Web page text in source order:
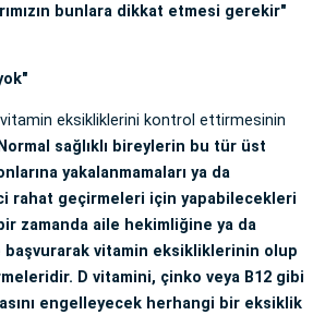
bunlara dikkat etmesi gerekir"
vitamin eksikliklerini kontrol ettirmesinin
sağlıklı bireylerin bu tür üst
yakalanmamaları ya da
rahat geçirmeleri için yapabilecekleri
zamanda aile hekimliğine ya da
vitamin eksikliklerinin olup
D vitamini, çinko veya B12 gibi
engelleyecek herhangi bir eksiklik